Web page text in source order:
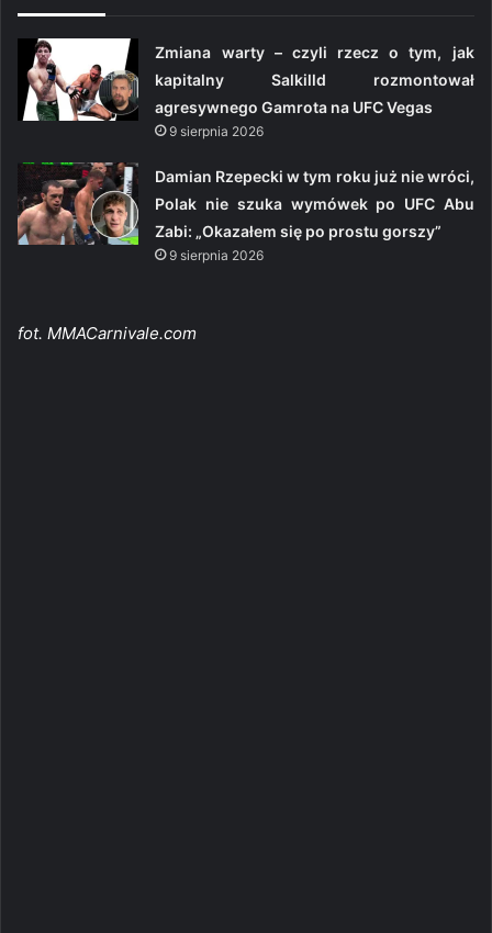
Zmiana warty – czyli rzecz o tym, jak
kapitalny Salkilld rozmontował
agresywnego Gamrota na UFC Vegas
9 sierpnia 2026
Damian Rzepecki w tym roku już nie wróci,
Polak nie szuka wymówek po UFC Abu
Zabi: „Okazałem się po prostu gorszy”
9 sierpnia 2026
fot. MMACarnivale.com